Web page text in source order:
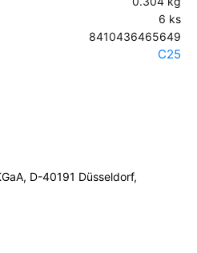
6 ks
8410436465649
C25
D-40191 Düsseldorf,